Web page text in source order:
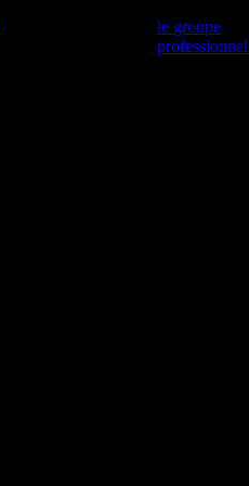
le groupe
professionnel